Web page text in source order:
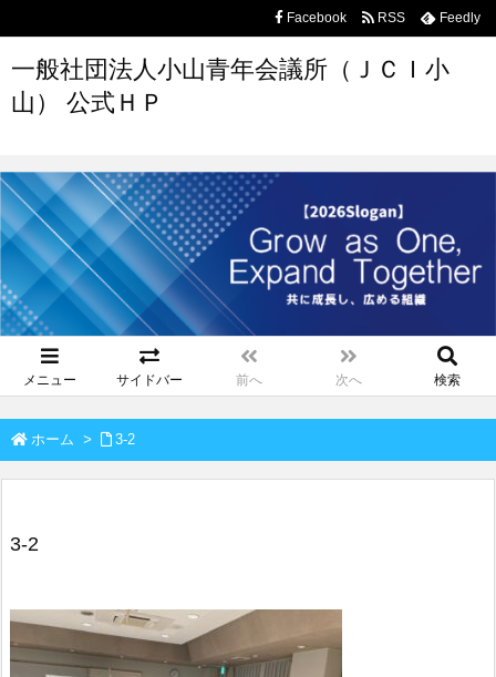
一般社団法人小山青年会議所（ＪＣＩ小
山） 公式ＨＰ
メニュー サイドバー 前へ 次へ 検索
Facebook RSS Feedly
ホーム > 3-2
3-2